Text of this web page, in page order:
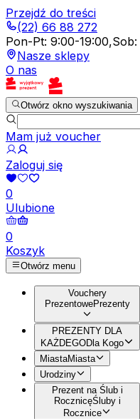
Przejdź do treści
(22) 66 88 272
Pon-Pt: 9:00-19:00,Sob:
Nasze sklepy
O nas
Otwórz okno wyszukiwania
Mam już voucher
Zaloguj się
0
Ulubione
0
Koszyk
Otwórz menu
Vouchery
PrezentowePrezenty
PREZENTY DLA
KAŻDEGODla Kogo
MiastaMiasta
Urodziny
Prezent na Ślub i
RocznicęŚluby i
Rocznice